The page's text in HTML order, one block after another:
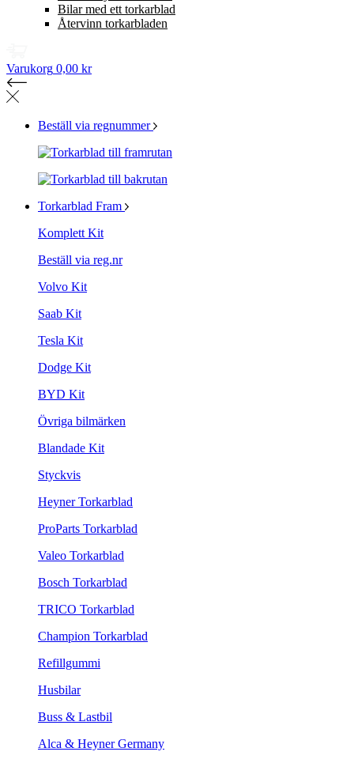
Bilar med ett torkarblad
Återvinn torkarbladen
Varukorg 0,00 kr
Beställ via regnummer
Torkarblad Fram
Komplett Kit
Beställ via reg.nr
Volvo Kit
Saab Kit
Tesla Kit
Dodge Kit
BYD Kit
Övriga bilmärken
Blandade Kit
Styckvis
Heyner Torkarblad
ProParts Torkarblad
Valeo Torkarblad
Bosch Torkarblad
TRICO Torkarblad
Champion Torkarblad
Refillgummi
Husbilar
Buss & Lastbil
Alca & Heyner Germany